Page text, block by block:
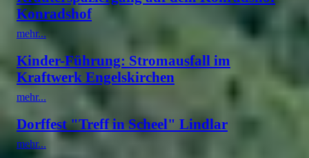
Konradshof
mehr...
Kinder-Führung: Stromausfall im
Kraftwerk Engelskirchen
mehr...
Dorffest "Treff in Scheel" Lindlar
mehr...